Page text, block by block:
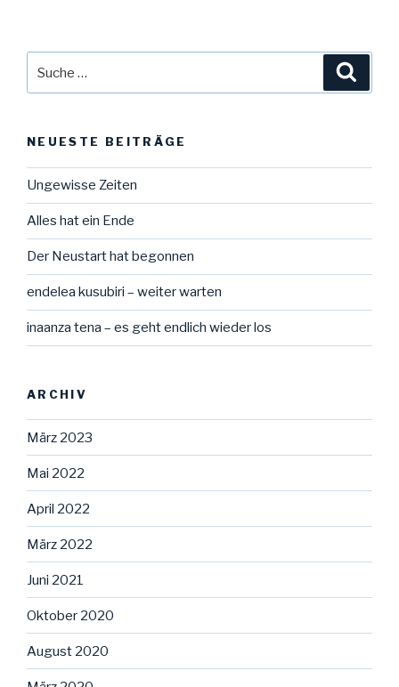
nach:
NEUESTE BEITRÄGE
Ungewisse Zeiten
Alles hat ein Ende
Der Neustart hat begonnen
endelea kusubiri – weiter warten
inaanza tena – es geht endlich wieder los
ARCHIV
März 2023
Mai 2022
April 2022
März 2022
Juni 2021
Oktober 2020
August 2020